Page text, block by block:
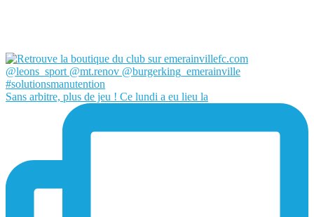
Sans arbitre, plus de jeu ! Ce lundi a eu lieu la